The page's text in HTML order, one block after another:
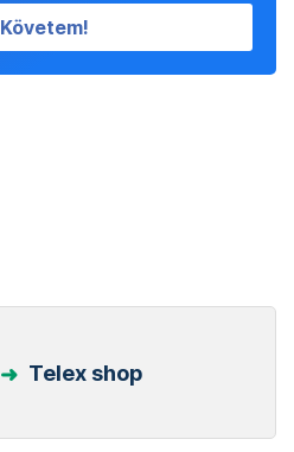
Követem!
Telex shop